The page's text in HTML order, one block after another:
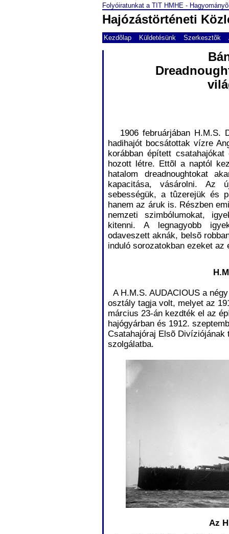
Folyóiratunkat a TIT HMHE -
Hajózástörténeti
Kezdõlap Küldetésünk Szerkesztõk
1906 februárjában H.M.S.
hadihajót bocsátottak vízre
korábban épített
hozott létre. Ettõl a naptól
hatalom dreadnoughtokat
kapacitása, vásárolni. Az
sebességük, a tûzerejük és
hanem az áruk is. Részben
nemzeti szimbólumokat,
kitenni. A legnagyobb
odaveszett aknák, belsõ
induló sorozatokban ezeket az
A H.M.S. AUDACIOUS a
osztály tagja volt, melyet az
március 23-án kezdték el az
hajógyárban és 1912.
Csatahajóraj Elsõ Divíziójának
szolgálatba.
Az